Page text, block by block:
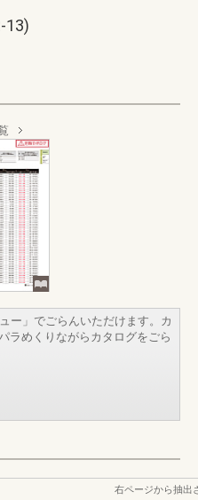
13)
ー」でごらんいただけます。カ
ラめくりながらカタログをごら
右ページから抽出